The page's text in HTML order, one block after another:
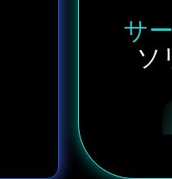
サ
ソ